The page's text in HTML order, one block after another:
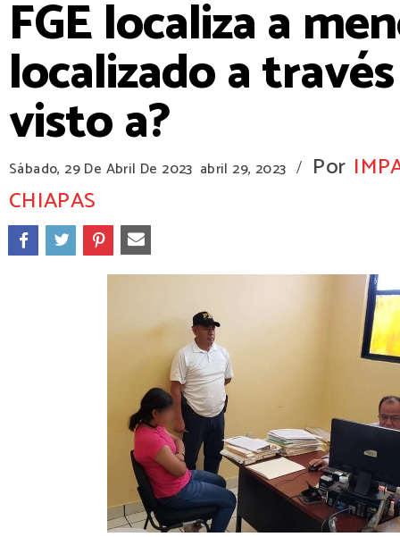
FGE localiza a
localizado a
visto a?
Sábado, 29 De Abril De 2023 abril 29, 2023 / Por
CHIAPAS